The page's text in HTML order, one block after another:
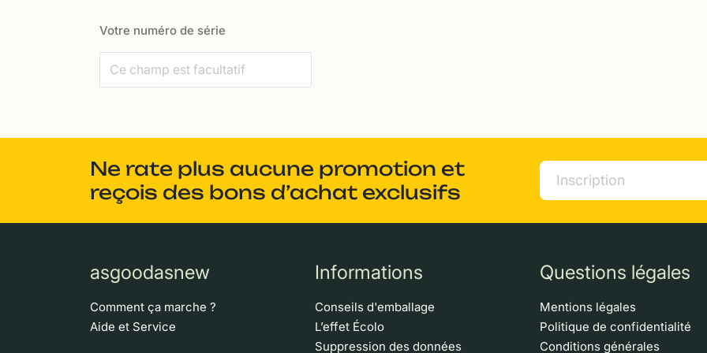
Votre numéro de série
Ne rate plus aucune promotion et
reçois des bons d’achat exclusifs
asgoodasnew
Comment ça marche ?
Aide et Service
Informations
Conseils d'emballage
L’effet Écolo
Suppression des données
Questions légales
Mentions légales
Politique de confidentialité
Conditions générales